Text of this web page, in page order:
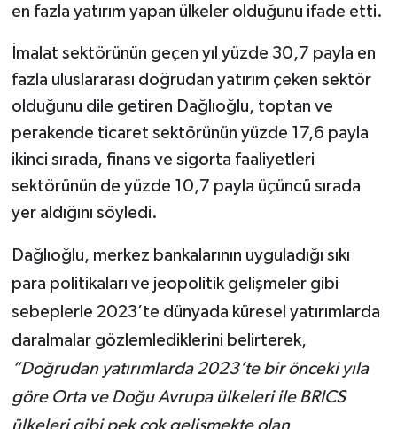
en fazla yatırım yapan ülkeler olduğunu ifade etti.
İmalat sektörünün geçen yıl yüzde 30,7 payla en
fazla uluslararası doğrudan yatırım çeken sektör
olduğunu dile getiren Dağlıoğlu, toptan ve
perakende ticaret sektörünün yüzde 17,6 payla
ikinci sırada, finans ve sigorta faaliyetleri
sektörünün de yüzde 10,7 payla üçüncü sırada
yer aldığını söyledi.
Dağlıoğlu, merkez bankalarının uyguladığı sıkı
para politikaları ve jeopolitik gelişmeler gibi
sebeplerle 2023’te dünyada küresel yatırımlarda
daralmalar gözlemlediklerini belirterek,
“Doğrudan yatırımlarda 2023’te bir önceki yıla
göre Orta ve Doğu Avrupa ülkeleri ile BRICS
ülkeleri gibi pek çok gelişmekte olan